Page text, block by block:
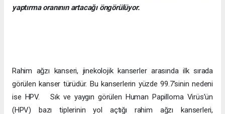
yaptırma oranının artacağı öngörülüyor.
Rahim ağzı kanseri, jinekolojik kanserler arasında ilk sırada
görülen kanser türüdür. Bu kanserlerin yüzde 99.7’sinin nedeni
ise HPV. Sık ve yaygın görülen Human Papilloma Virüs’ün
(HPV) bazı tiplerinin yol açtığı rahim ağzı kanserleri,